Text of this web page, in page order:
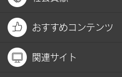
おすすめコンテンツ
関連サイト